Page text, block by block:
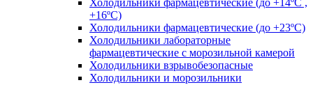
Холодильники фармацевтические (до +14ºС ,
+16ºС)
Холодильники фармацевтические (до +23ºС)
Холодильники лабораторные
фармацевтические с морозильной камерой
Холодильники взрывобезопасные
Холодильники и морозильники